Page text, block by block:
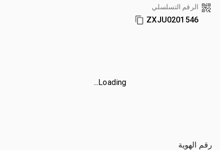
الرقم التسلسلي
ZXJU0201546
Loading...
رقم الهوية